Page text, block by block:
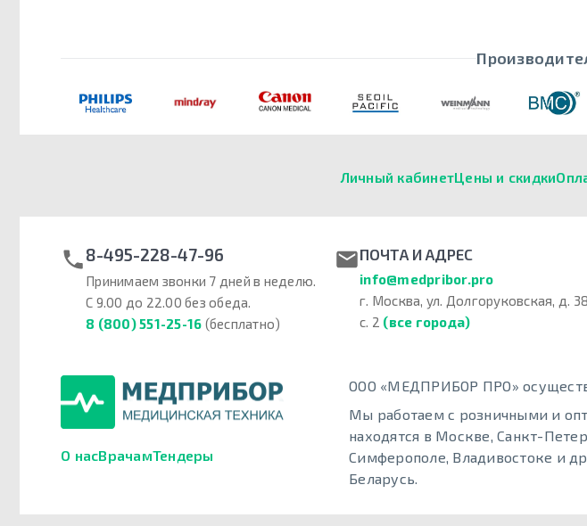
Личный кабинетЦены и скидки
8-495-228-47-96
Принимаем звонки 7 дней в неделю.
С 9.00 до 22.00 без обеда.
8 (800) 551-25-16 (бесплатно)
ПОЧТА И АДРЕС
info@medpribor.pro
г. Москва, ул. Долгоруковская, д. 38
с. 2 (все города)
О насВрачамТендеры
ООО «МЕДПРИБОР ПРО»
Мы работаем с розничными и
находятся в Москве, Санкт-
Симферополе, Владивостоке и
Беларусь.